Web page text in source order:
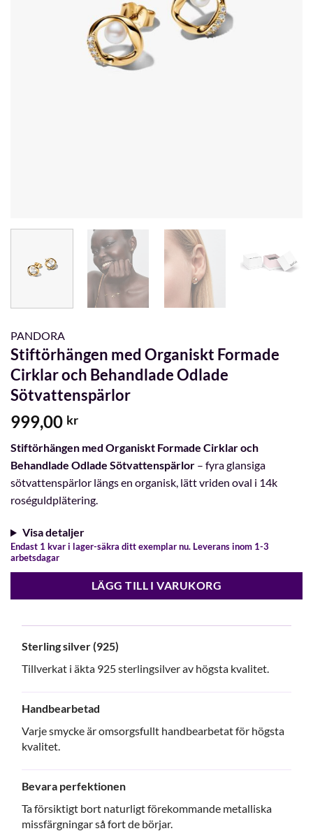
PANDORA
Stiftörhängen med Organiskt Formade
Cirklar och Behandlade Odlade
Sötvattenspärlor
999,00 kr
Stiftörhängen med Organiskt Formade Cirklar och
Behandlade Odlade Sötvattenspärlor – fyra glansiga
sötvattenspärlor längs en organisk, lätt vriden oval i 14k
roséguldplätering.
Visa detaljer
Endast 1 kvar i lager-säkra ditt exemplar nu. Leverans inom 1-3
arbetsdagar
LÄGG TILL I VARUKORG
Sterling silver (925)
Tillverkat i äkta 925 sterlingsilver av högsta kvalitet.
Handbearbetad
Varje smycke är omsorgsfullt handbearbetat för högsta
kvalitet.
Bevara perfektionen
Ta försiktigt bort naturligt förekommande metalliska
missfärgningar så fort de börjar.